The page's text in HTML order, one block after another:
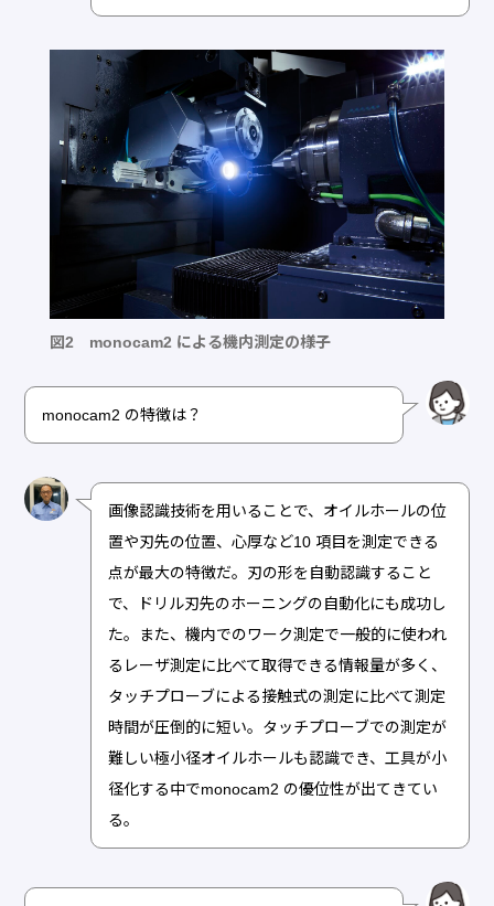
図2 monocam2 による機内測定の様子
monocam2 の特徴は？
画像認識技術を用いることで、オイルホールの位
置や刃先の位置、心厚など10 項目を測定できる
点が最大の特徴だ。刃の形を自動認識すること
で、ドリル刃先のホーニングの自動化にも成功し
た。また、機内でのワーク測定で一般的に使われ
るレーザ測定に比べて取得できる情報量が多く、
タッチプローブによる接触式の測定に比べて測定
時間が圧倒的に短い。タッチプローブでの測定が
難しい極小径オイルホールも認識でき、工具が小
径化する中でmonocam2 の優位性が出てきてい
る。